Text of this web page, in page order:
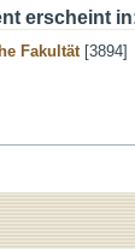
erscheint
Fakultät[3894]